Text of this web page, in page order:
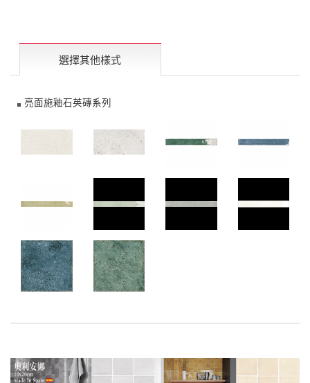
選擇其他樣式
亮面施釉石英磚系列